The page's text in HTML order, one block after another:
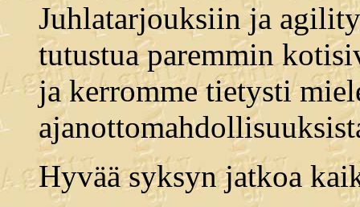
Juhlatarjouksiin ja
tutustua paremmin
ja kerromme tietysti
Hyvää syksyn jatkoa